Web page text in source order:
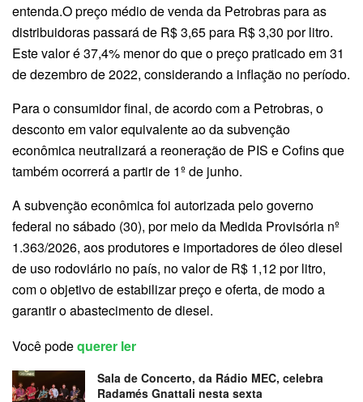
entenda.O preço médio de venda da Petrobras para as
distribuidoras passará de R$ 3,65 para R$ 3,30 por litro.
Este valor é 37,4% menor do que o preço praticado em 31
de dezembro de 2022, considerando a inflação no período.
Para o consumidor final, de acordo com a Petrobras, o
desconto em valor equivalente ao da subvenção
econômica neutralizará a reoneração de PIS e Cofins que
também ocorrerá a partir de 1º de junho.
A subvenção econômica foi autorizada pelo governo
federal no sábado (30), por meio da Medida Provisória nº
1.363/2026, aos produtores e importadores de óleo diesel
de uso rodoviário no país, no valor de R$ 1,12 por litro,
com o objetivo de estabilizar preço e oferta, de modo a
garantir o abastecimento de diesel.
Você podequerer ler
Sala de Concerto, da Rádio MEC, celebra
Radamés Gnattali nesta sexta